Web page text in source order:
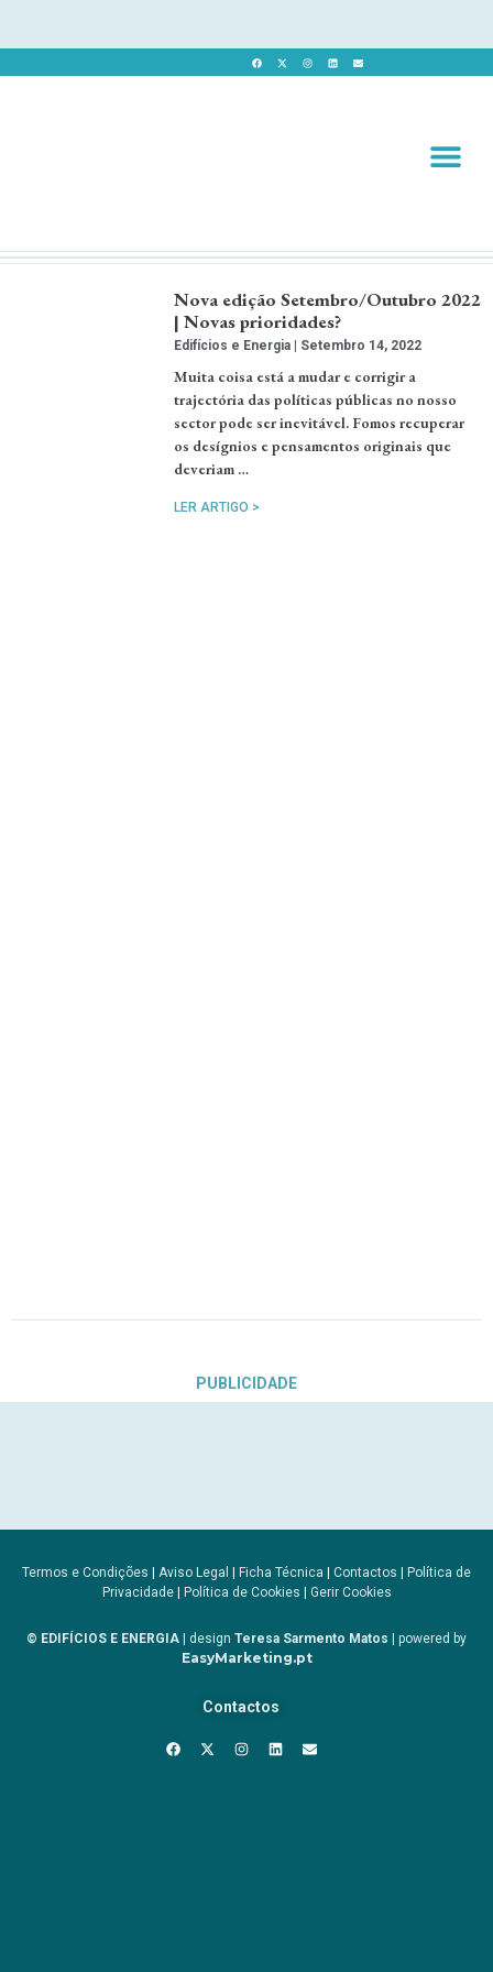
Nova edição Setembro/Outubro 2022
| Novas prioridades?
Edifícios e Energia Setembro 14, 2022
Muita coisa está a mudar e corrigir a
trajectória das políticas públicas no nosso
sector pode ser inevitável. Fomos recuperar
os desígnios e pensamentos originais que
deveriam …
LER ARTIGO >
PUBLICIDADE
Termos e Condições | Aviso Legal | Ficha Técnica | Contactos | Política de
Privacidade| Política de Cookies | Gerir Cookies
© EDIFÍCIOS E ENERGIA | design Teresa Sarmento Matos | powered by
EasyMarketing.pt
Contactos